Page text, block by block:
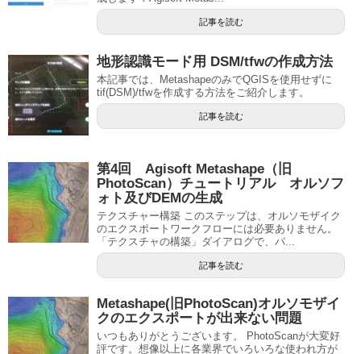
記事を読む
地形認識モード用 DSM/tfwの作成方法
本記事では、MetashapeのみでQGISを使用せずに
tif(DSM)/tfwを作成する方法をご紹介します。
記事を読む
第4回 Agisoft Metashape（旧
PhotoScan）チュートリアル オルソフ
ォト及びDEMの生成
テクスチャー構築 このステップは、オルソモザイク
のエクスポートワークフローには必要ありません。
「テクスチャの構築」ダイアログで、パ...
記事を読む
Metashape(旧PhotoScan)オルソモザイ
クのエクスポートが出来ない問題
いつもありがとうございます。 PhotoScanが大変好
評です。想像以上に各業界でいろいろな使われ方が